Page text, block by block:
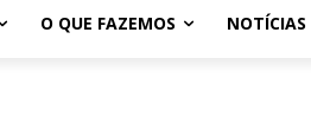
O QUE FAZEMOS NOTÍCIAS